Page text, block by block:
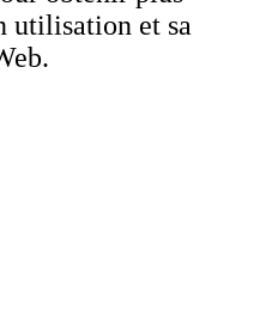
utilisation et sa